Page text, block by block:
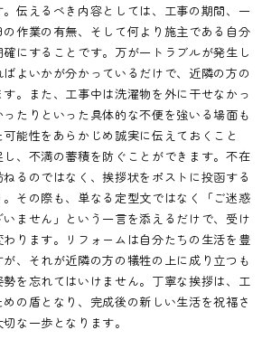
伝えるべき内容としては、工事の期間、一
作業の有無、そして何より施主である自分
にすることです。万が一トラブルが発生し
よいかが分かっているだけで、近隣の方の
。また、工事中は洗濯物を外に干せなかっ
たりといった具体的な不便を強いる場面も
能性をあらかじめ誠実に伝えておくこと
、不満の蓄積を防ぐことができます。不在
るのではなく、挨拶状をポストに投函する
その際も、単なる定型文ではなく「ご迷惑
ません」という一言を添えるだけで、受け
ります。リフォームは自分たちの生活を豊
、それが近隣の方の犠牲の上に成り立つも
を忘れてはいけません。丁寧な挨拶は、工
の盾となり、完成後の新しい生活を祝福さ
な一歩となります。